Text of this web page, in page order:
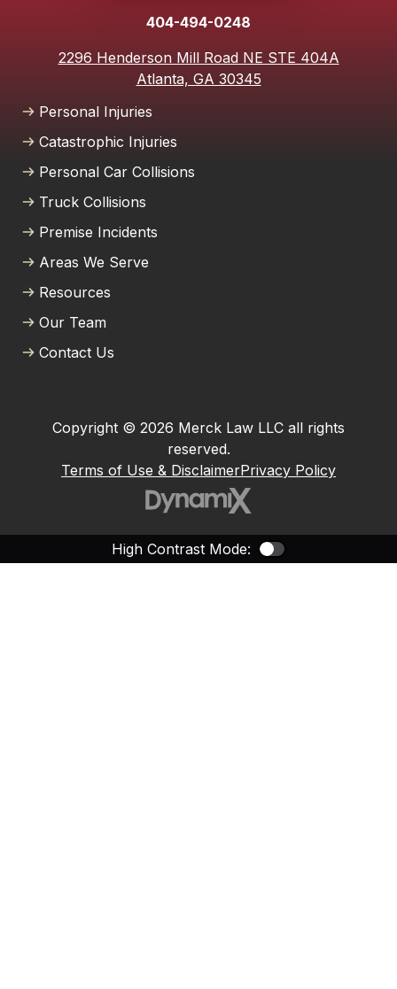
Personal Injuries
Catastrophic Injuries
Personal Car Collisions
Truck Collisions
Premise Incidents
404-494-0248
2296 Henderson Mill Road NE STE 404A
Atlanta, GA 30345
Areas We Serve
Resources
Our Team
Contact Us
Copyright © 2026 Merck Law LLC all rights
reserved.
Terms of Use & DisclaimerPrivacy Policy
High Contrast Mode: